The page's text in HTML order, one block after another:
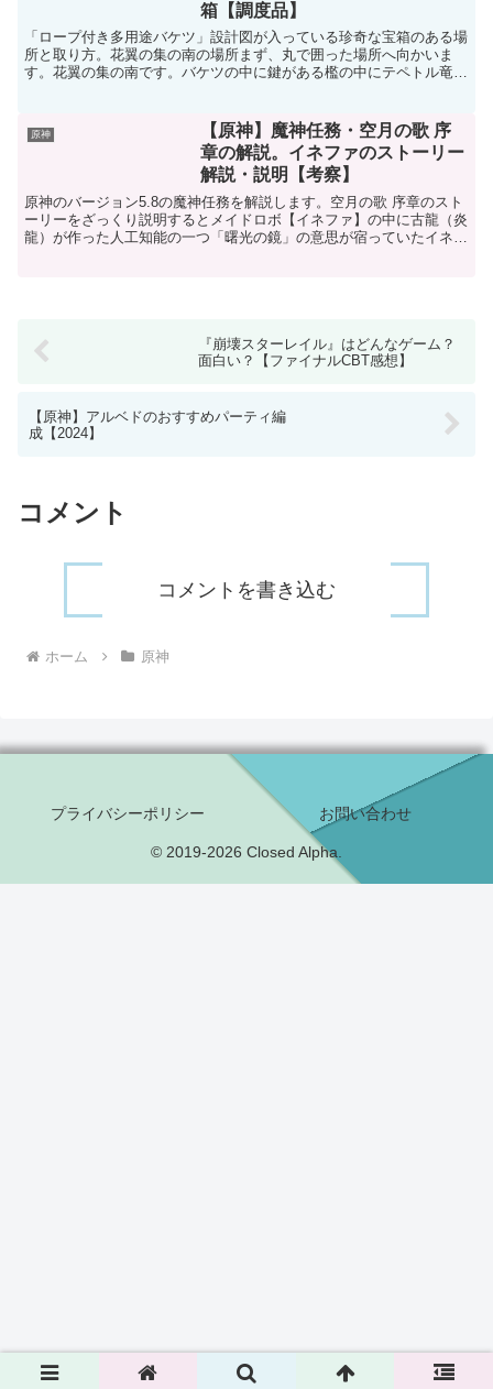
箱【調度品】
「ロープ付き多用途バケツ」設計図が入っている珍奇な宝箱のある場
所と取り方。花翼の集の南の場所まず、丸で囲った場所へ向かいま
す。花翼の集の南です。バケツの中に鍵がある檻の中にテペトル竜が
原神
【原神】魔神任務・空月の歌 序
章の解説。イネファのストーリー
解説・説明【考察】
原神のバージョン5.8の魔神任務を解説します。空月の歌 序章のスト
ーリーをざっくり説明するとメイドロボ【イネファ】の中に古龍（炎
龍）が作った人工知能の一つ「曙光の鏡」の意思が宿っていたイネフ
『崩壊スターレイル』はどんなゲーム？
面白い？【ファイナルCBT感想】
【原神】アルベドのおすすめパーティ編
成【2024】
コメント
コメントを書き込む
ホーム 原神
プライバシーポリシー お問い合わせ
© 2019-2026 Closed Alpha.